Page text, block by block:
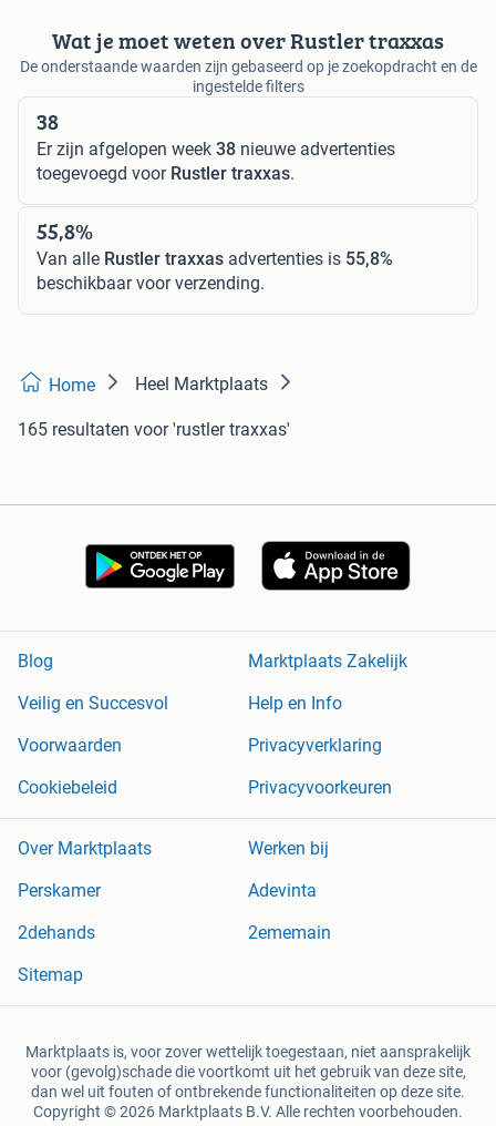
Wat je moet weten over Rustler traxxas
De onderstaande waarden zijn gebaseerd op je zoekopdracht en de
ingestelde filters
38
Er zijn afgelopen week 38 nieuwe advertenties
toegevoegd voor Rustler traxxas.
55,8%
Van alle Rustler traxxas advertenties is 55,8%
beschikbaar voor verzending.
Home Heel Marktplaats
165 resultaten voor 'rustler traxxas'
Blog
Marktplaats Zakelijk
Veilig en Succesvol
Help en Info
Voorwaarden
Privacyverklaring
Cookiebeleid
Privacyvoorkeuren
Over Marktplaats
Werken bij
Perskamer
Adevinta
2dehands
2ememain
Sitemap
Marktplaats is, voor zover wettelijk toegestaan, niet aansprakelijk
voor (gevolg)schade die voortkomt uit het gebruik van deze site,
dan wel uit fouten of ontbrekende functionaliteiten op deze site.
Copyright © 2026 Marktplaats B.V. Alle rechten voorbehouden.